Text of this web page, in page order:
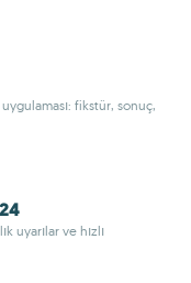
fikstür, sonuç,
uyarılar ve hızlı